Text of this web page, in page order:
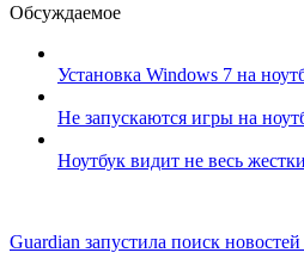
Обсуждаемое
Установка Windows 7 на
Не запускаются игры на
Ноутбук видит не весь
Guardian запустила поиск